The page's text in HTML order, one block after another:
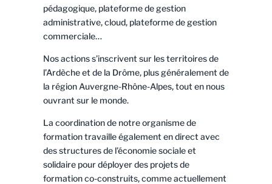
pédagogique, plateforme de gestion
administrative, cloud, plateforme de gestion
commerciale…
Nos actions s’inscrivent sur les territoires de
l’Ardèche et de la Drôme, plus généralement de
la région Auvergne-Rhône-Alpes, tout en nous
ouvrant sur le monde.
La coordination de notre organisme de
formation travaille également en direct avec
des structures de l’économie sociale et
solidaire pour déployer des projets de
formation co-construits, comme actuellement